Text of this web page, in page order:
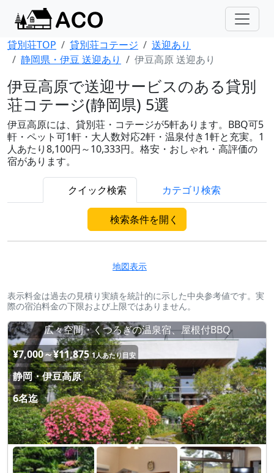
貸別荘TOP 貸別荘コテージ
送迎あり
静岡県・伊豆 送迎あり
伊豆高原 送迎あり
伊豆高原で送迎サービスのある貸別
荘コテージ(静岡県) 5選
伊豆高原には、貸別荘・コテージが5軒あります。BBQ可5
軒・ペット可1軒・大人数対応2軒・温泉付き1軒と充実。1
人あたり8,100円～10,333円。格安・おしゃれ・高評価の
宿があります。
クイック検索 カテゴリ検索
検索条件を開く
地図表示
表示料金は過去の見積り実績を統計的に示した中央参考値です。実
際の宿泊料金の下限および上限ではありません。
広々空間・くつろぎの温泉宿、屋根付BBQ
¥7,000～¥11,875 1人あたり目安
静岡・伊豆高原
6名迄